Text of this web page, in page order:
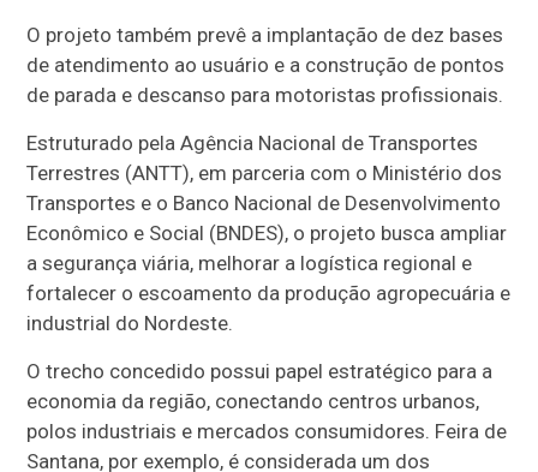
O projeto também prevê a implantação de dez bases
de atendimento ao usuário e a construção de pontos
de parada e descanso para motoristas profissionais.
Estruturado pela Agência Nacional de Transportes
Terrestres (ANTT), em parceria com o Ministério dos
Transportes e o Banco Nacional de Desenvolvimento
Econômico e Social (BNDES), o projeto busca ampliar
a segurança viária, melhorar a logística regional e
fortalecer o escoamento da produção agropecuária e
industrial do Nordeste.
O trecho concedido possui papel estratégico para a
economia da região, conectando centros urbanos,
polos industriais e mercados consumidores. Feira de
Santana, por exemplo, é considerada um dos